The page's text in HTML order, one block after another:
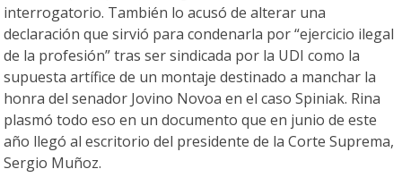
interrogatorio. También lo acusó de alterar una
declaración que sirvió para condenarla por “ejercicio ilegal
de la profesión” tras ser sindicada por la UDI como la
supuesta artífice de un montaje destinado a manchar la
honra del senador Jovino Novoa en el caso Spiniak. Rina
plasmó todo eso en un documento que en junio de este
año llegó al escritorio del presidente de la Corte Suprema,
Sergio Muñoz.